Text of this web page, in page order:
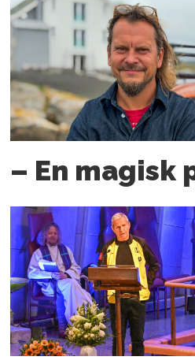
– En magisk